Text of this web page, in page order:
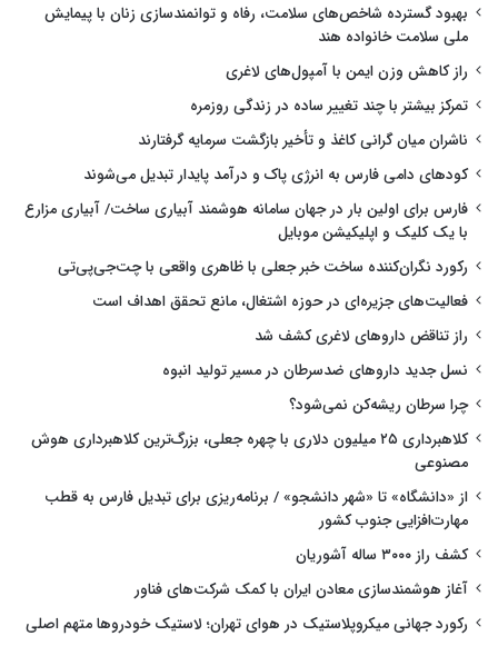
بهبود گسترده شاخص‌های سلامت، رفاه و توانمندسازی زنان با پیمایش
ملی سلامت خانواده هند
راز کاهش وزن ایمن با آمپول‌های لاغری
تمرکز بیشتر با چند تغییر ساده در زندگی روزمره
ناشران میان گرانی کاغذ و تأخیر بازگشت سرمایه گرفتارند
کودهای دامی فارس به انرژی پاک و درآمد پایدار تبدیل می‌شوند
فارس برای اولین بار در جهان سامانه هوشمند آبیاری ساخت/ آبیاری مزارع
با یک کلیک و اپلیکیشن موبایل
رکورد نگران‌کننده ساخت خبر جعلی با ظاهری واقعی با چت‌جی‌پی‌تی
فعالیت‌های جزیره‌ای در حوزه اشتغال، مانع تحقق اهداف است
راز تناقض داروهای لاغری کشف شد
نسل جدید داروهای ضدسرطان در مسیر تولید انبوه
چرا سرطان ریشه‌کن نمی‌شود؟
کلاهبرداری ۲۵ میلیون دلاری با چهره جعلی، بزرگ‌ترین کلاهبرداری هوش
مصنوعی
از «دانشگاه» تا «شهر دانشجو» / برنامه‌ریزی برای تبدیل فارس به قطب
مهارت‌افزایی جنوب کشور
کشف راز ۳۰۰۰ ساله آشوریان
آغاز هوشمندسازی معادن ایران با کمک شرکت‌های فناور
رکورد جهانی میکروپلاستیک در هوای تهران؛ لاستیک خودروها متهم اصلی